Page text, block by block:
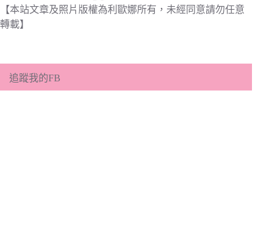
【本站文章及照片版權為利歐娜所有，未經同意請勿任意
轉載】
追蹤我的FB